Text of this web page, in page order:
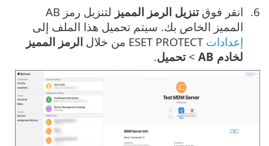
انقر فوقتنزيل الرمز المميز
لتنزيل رمز AB
المميز الخاص بك. سيتم تحميل هذا الملف إلى
إعدادات ESET PROTECT من خلال
الرمز المميز
لخادم AB
>تحميل.